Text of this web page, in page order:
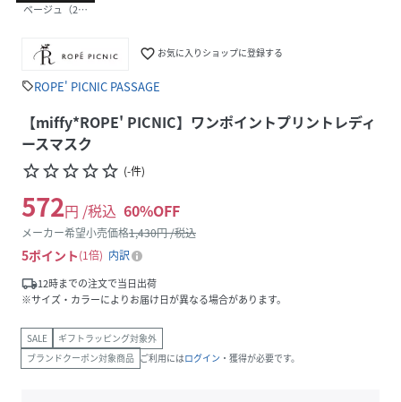
ベージュ（27）
favorite_border お気に入りショップに登録する
sellROPE' PICNIC PASSAGE
【miffy*ROPE' PICNIC】ワンポイントプリントレディ
ースマスク
star_borderstar_borderstar_borderstar_borderstar_border (-件)
572円 /税込 60%OFF
メーカー希望小売価格1,430円 /税込
5ポイント 1倍
内訳
local_shipping12時までの注文で当日出荷
※サイズ・カラーによりお届け日が異なる場合があります。
SALE
ギフトラッピング対象外
ブランドクーポン対象商品 ご利用にはログイン ・獲得が必要です。